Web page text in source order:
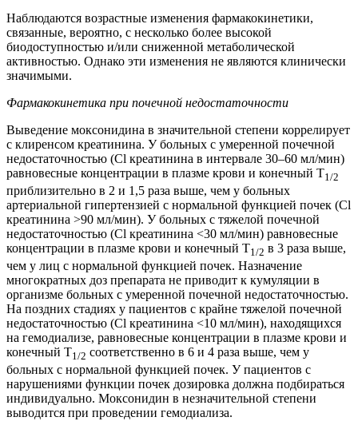
Наблюдаются возрастные изменения фармакокинетики,
связанные, вероятно, с несколько более высокой
биодоступностью и/или сниженной метаболической
активностью. Однако эти изменения не являются клинически
значимыми.
Фармакокинетика при почечной недостаточности
Выведение моксонидина в значительной степени коррелирует
с клиренсом креатинина. У больных с умеренной почечной
недостаточностью (Cl креатинина в интервале 30–60 мл/мин)
равновесные концентрации в плазме крови и конечный Т1/2
приблизительно в 2 и 1,5 раза выше, чем у больных
артериальной гипертензией с нормальной функцией почек (Cl
креатинина >90 мл/мин). У больных с тяжелой почечной
недостаточностью (Cl креатинина <30 мл/мин) равновесные
концентрации в плазме крови и конечный Т1/2 в 3 раза выше,
чем у лиц с нормальной функцией почек. Назначение
многократных доз препарата не приводит к кумуляции в
организме больных с умеренной почечной недостаточностью.
На поздних стадиях у пациентов с крайне тяжелой почечной
недостаточностью (Cl креатинина <10 мл/мин), находящихся
на гемодиализе, равновесные концентрации в плазме крови и
конечный Т1/2 соответственно в 6 и 4 раза выше, чем у
больных с нормальной функцией почек. У пациентов с
нарушениями функции почек дозировка должна подбираться
индивидуально. Моксонидин в незначительной степени
выводится при проведении гемодиализа.